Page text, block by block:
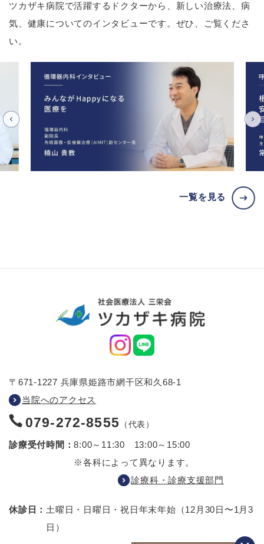
ツカザキ病院で活躍するドクターから、新しい治療法、病
気、健康についてのインタビューです。ぜひ、ご覧くださ
い。
一覧を見る
〒671-1227 兵庫県姫路市網干区和久68-1
当院へのアクセス
079-272-8555 （代表）
診療受付時間：8:00～11:30 13:00～15:00
※各科によって異なります。
診療科・診療支援部門
休診日： 土曜日・日曜日・祝日年末年始（12月30日〜1月3
日）